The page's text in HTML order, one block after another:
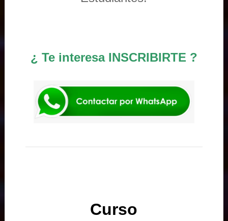
¿ Te interesa INSCRIBIRTE ?
Curso